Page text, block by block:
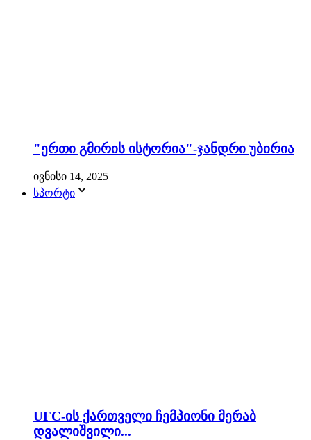
"ერთი გმირის ისტორია"-ჯანდრი უბირია
ივნისი 14, 2025
სპორტი
UFC-ის ქართველი ჩემპიონი მერაბ
დვალიშვილი...